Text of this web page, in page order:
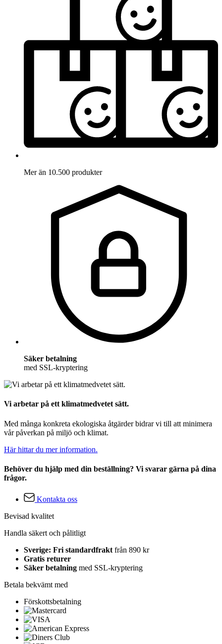
Mer än 10.500 produkter
Säker betalning
med SSL-kryptering
Vi arbetar på ett klimatmedvetet sätt.
Med många konkreta ekologiska åtgärder bidrar vi till att minimera
vår påverkan på miljö och klimat.
Här hittar du mer information.
Behöver du hjälp med din beställning? Vi svarar gärna på dina
frågor.
Kontakta oss
Bevisad kvalitet
Handla säkert och pålitligt
Sverige: Fri standardfrakt från 890 kr
Gratis returer
Säker betalning med SSL-kryptering
Betala bekvämt med
Förskottsbetalning